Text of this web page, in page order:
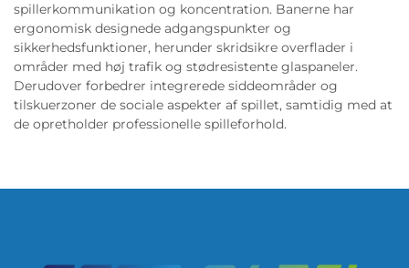
spillerkommunikation og koncentration. Banerne har
ergonomisk designede adgangspunkter og
sikkerhedsfunktioner, herunder skridsikre overflader i
områder med høj trafik og stødresistente glaspaneler.
Derudover forbedrer integrerede siddeområder og
tilskuerzoner de sociale aspekter af spillet, samtidig med at
de opretholder professionelle spilleforhold.